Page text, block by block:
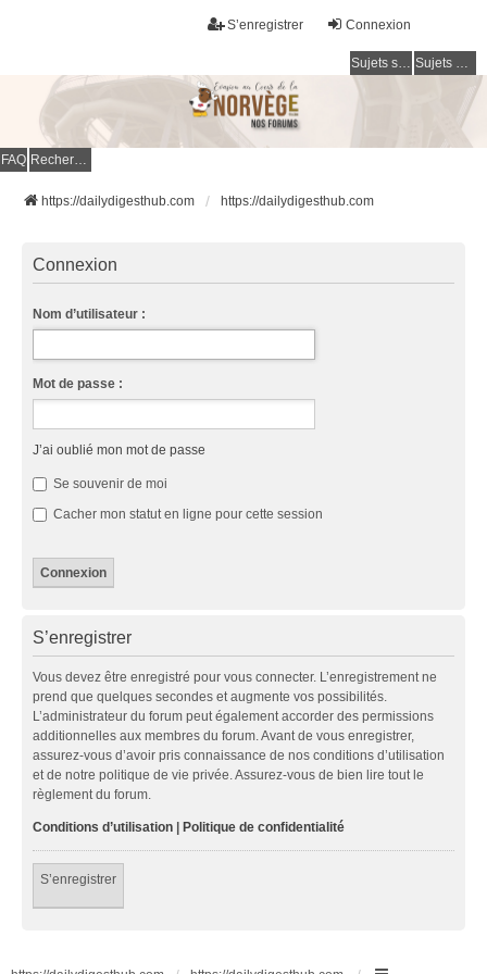
Connexion
S’enregistrer
Sujets sans réponse Sujets actifs
FAQ Rechercher
https://dailydigesthub.com https://dailydigesthub.com
Connexion
Nom d’utilisateur :
Mot de passe :
J’ai oublié mon mot de passe
Se souvenir de moi
Cacher mon statut en ligne pour cette session
S’enregistrer
Vous devez être enregistré pour vous connecter. L’enregistrement ne
prend que quelques secondes et augmente vos possibilités.
L’administrateur du forum peut également accorder des permissions
additionnelles aux membres du forum. Avant de vous enregistrer,
assurez-vous d’avoir pris connaissance de nos conditions d’utilisation
et de notre politique de vie privée. Assurez-vous de bien lire tout le
règlement du forum.
Conditions d’utilisation Politique de confidentialité
S’enregistrer